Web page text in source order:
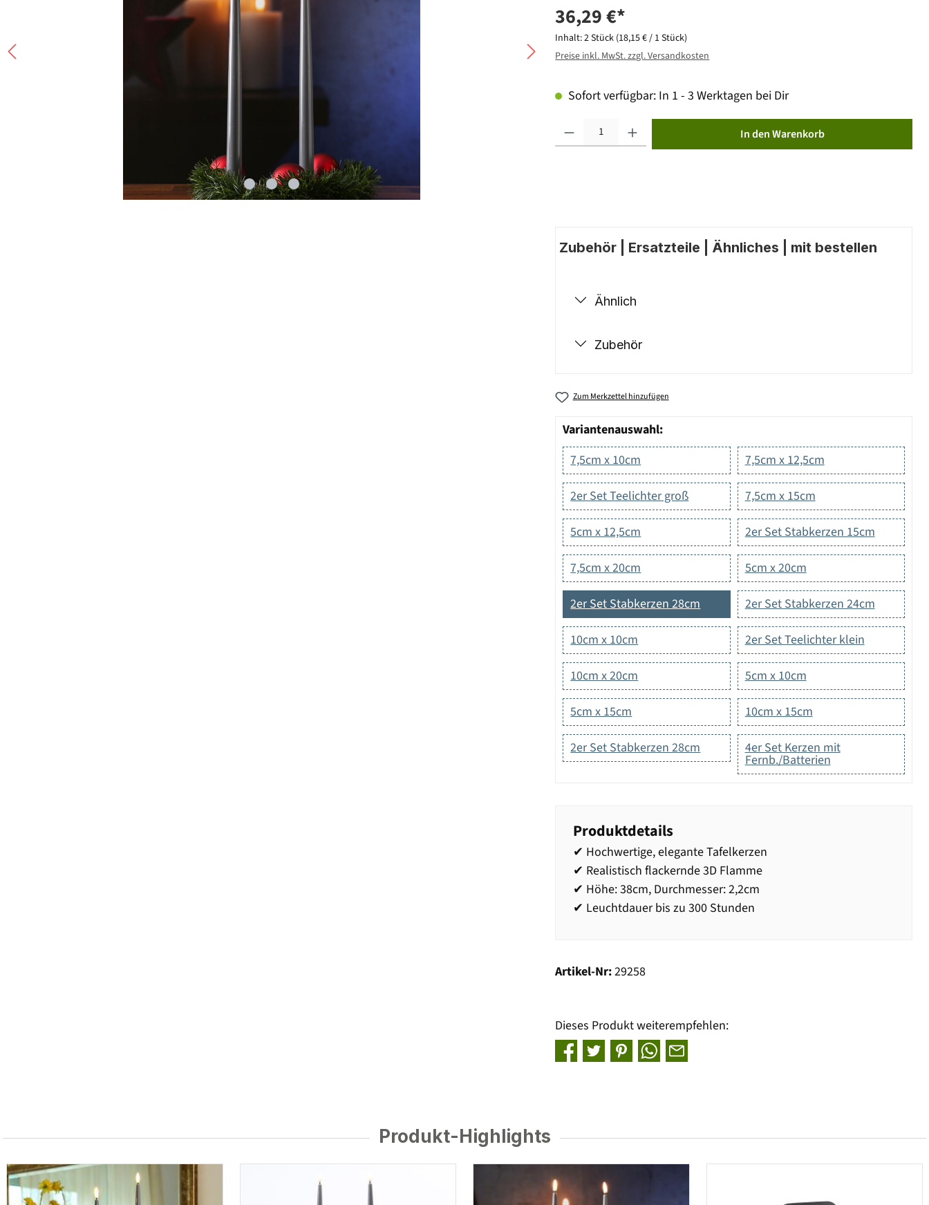
36,29 €*
Inhalt:2 Stück (18,15 € / 1 Stück)
Preise inkl. MwSt. zzgl. Versandkosten
Sofort verfügbar: In 1 - 3 Werktagen bei Dir
In den Warenkorb
Zubehör | Ersatzteile | Ähnliches | mit bestellen
Ähnlich
Zubehör
Zum Merkzettel hinzufügen
Variantenauswahl:
7,5cm x 10cm
7,5cm x 12,5cm
2er Set Teelichter groß 7,5cm x 15cm
5cm x 12,5cm 2er Set Stabkerzen 15cm
7,5cm x 20cm 5cm x 20cm
2er Set Stabkerzen 28cm 2er Set Stabkerzen 24cm
10cm x 10cm 2er Set Teelichter klein
10cm x 20cm 5cm x 10cm
5cm x 15cm 10cm x 15cm
2er Set Stabkerzen 28cm 4er Set Kerzen mit
Fernb./Batterien
Produktdetails
✔ Hochwertige, elegante Tafelkerzen
✔ Realistisch flackernde 3D Flamme
✔ Höhe: 38cm, Durchmesser: 2,2cm
✔ Leuchtdauer bis zu 300 Stunden
Artikel-Nr:29258
Dieses Produkt weiterempfehlen:
Produkt-Highlights